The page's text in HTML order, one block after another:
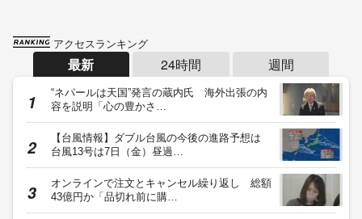
アクセスランキング
最新 24時間 週間
“ネパールは天国”発言の蔵内氏 海外出張の内
容を説明「心の豊かさ…
【台風情報】ダブル台風の今後の進路予想は
台風13号は7日（金）昼過…
オンラインで注文とキャンセル繰り返し 総額
43億円か「品切れ前に購…